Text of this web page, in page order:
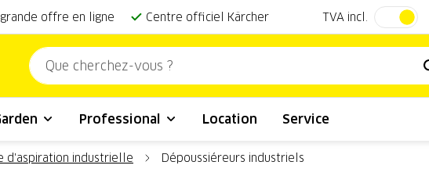
grande offre en ligne Centre officiel Kärcher
Professional Location Service
TVA incl.
d'aspiration industrielle Dépoussiéreurs industriels